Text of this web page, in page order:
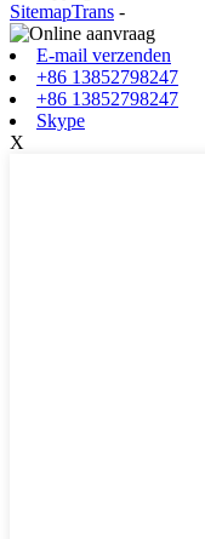
SitemapTrans -
E-mail verzenden
+86 13852798247
+86 13852798247
Skype
X